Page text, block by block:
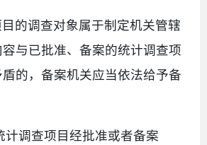
的调查对象属于制定机关管辖
与已批准、备案的统计调查项
的，备案机关应当依法给予备
计调查项目经批准或者备案